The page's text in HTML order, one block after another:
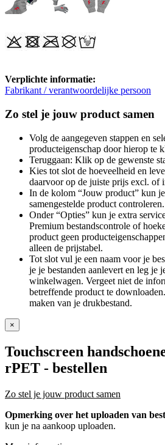
Verplichte informatie:
Fabrikant / verantwoordelijke persoon
Zo stel je jouw product samen
Volg de aangegeven stappen en
producteigenschap door hierop te
Teruggaan: Klik op de gewenste
Kies tot slot de hoeveelheid en
daarvoor op de juiste prijs excl. of
In de kolom “Jouw product” kun
samengestelde product controleren.
Onder “Opties” kun je extra
Premium bestandscontrole of
product geen
alleen de prijstabel.
Tot slot vul je een naam voor je
je je bestanden aanlevert en leg je
winkelwagen. Vergeet niet de
betreffende product te
maken van je drukbestand.
×
Touchscreen
rPET - bestellen
Zo stel je jouw product samen
Opmerking over het uploaden van
kun je na aankoop uploaden.